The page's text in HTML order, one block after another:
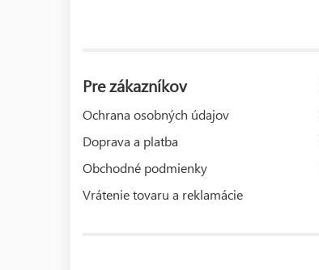
Pre zákazníkov
Ochrana osobných údajov
Doprava a platba
Obchodné podmienky
Vrátenie tovaru a reklamácie